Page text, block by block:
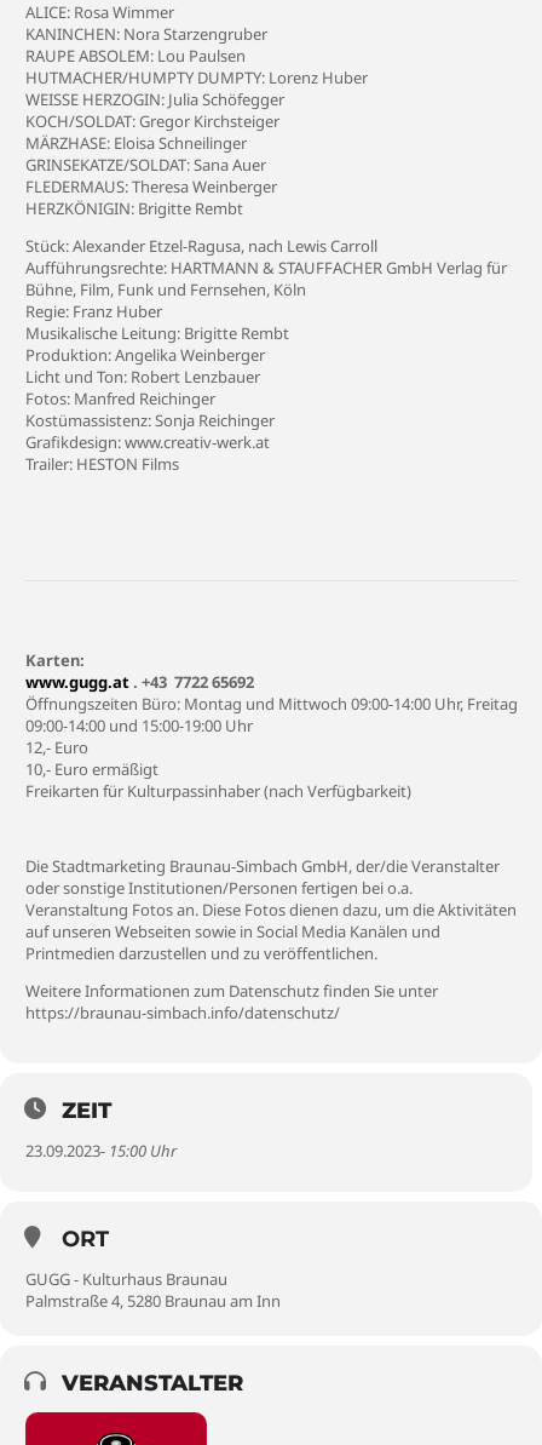
ALICE: Rosa Wimmer
KANINCHEN: Nora Starzengruber
RAUPE ABSOLEM: Lou Paulsen
HUTMACHER/HUMPTY DUMPTY: Lorenz Huber
WEISSE HERZOGIN: Julia Schöfegger
KOCH/SOLDAT: Gregor Kirchsteiger
MÄRZHASE: Eloisa Schneilinger
GRINSEKATZE/SOLDAT: Sana Auer
FLEDERMAUS: Theresa Weinberger
HERZKÖNIGIN: Brigitte Rembt
Stück: Alexander Etzel-Ragusa, nach Lewis Carroll
Aufführungsrechte: HARTMANN & STAUFFACHER GmbH Verlag für
Bühne, Film, Funk und Fernsehen, Köln
Regie: Franz Huber
Musikalische Leitung: Brigitte Rembt
Produktion: Angelika Weinberger
Licht und Ton: Robert Lenzbauer
Fotos: Manfred Reichinger
Kostümassistenz: Sonja Reichinger
Grafikdesign:www.creativ-werk.at
Trailer: HESTON Films
Karten:
www.gugg.at. +43 7722 65692
Öffnungszeiten Büro: Montag und Mittwoch 09:00-14:00 Uhr, Freitag
09:00-14:00 und 15:00-19:00 Uhr
12,- Euro
10,- Euro ermäßigt
Freikarten für Kulturpassinhaber (nach Verfügbarkeit)
Die Stadtmarketing Braunau-Simbach GmbH, der/die Veranstalter
oder sonstige Institutionen/Personen fertigen bei o.a.
Veranstaltung Fotos an. Diese Fotos dienen dazu, um die Aktivitäten
auf unseren Webseiten sowie in Social Media Kanälen und
Printmedien darzustellen und zu veröffentlichen.
Weitere Informationen zum Datenschutz finden Sie unter
https://braunau-simbach.info/datenschutz/
ZEIT
23.09.2023- 15:00 Uhr
ORT
GUGG - Kulturhaus Braunau
Palmstraße 4, 5280 Braunau am Inn
VERANSTALTER